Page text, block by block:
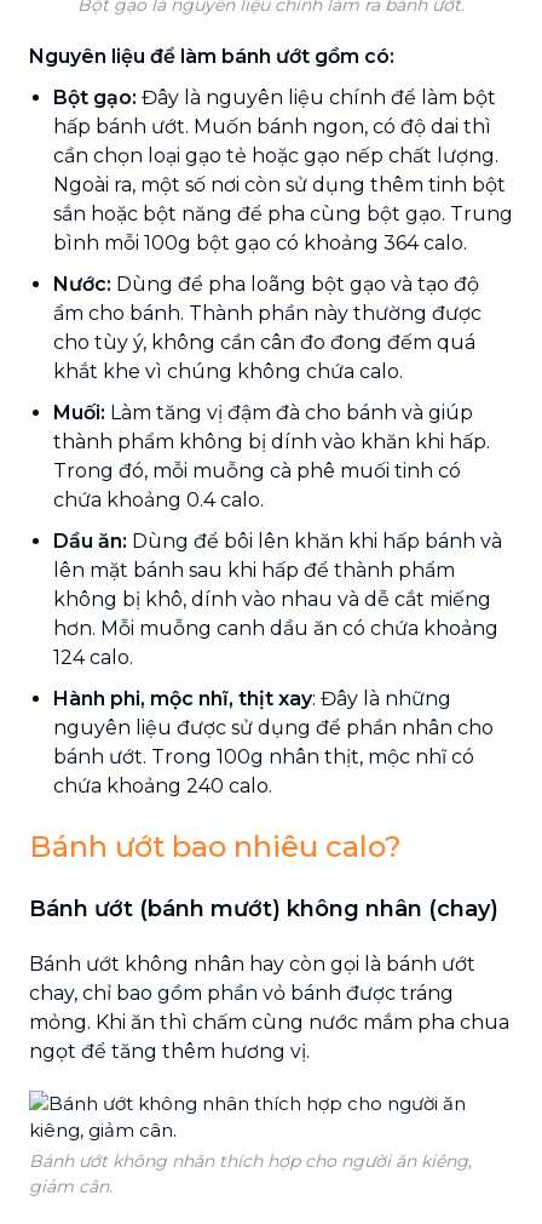
Bột gạo là nguyên liệu chính làm ra bánh ướt.
Nguyên liệu để làm bánh ướt gồm có:
Bột gạo: Đây là nguyên liệu chính để làm bột
hấp bánh ướt. Muốn bánh ngon, có độ dai thì
cần chọn loại gạo tẻ hoặc gạo nếp chất lượng.
Ngoài ra, một số nơi còn sử dụng thêm tinh bột
sắn hoặc bột năng để pha cùng bột gạo. Trung
bình mỗi 100g bột gạo có khoảng 364 calo.
Nước: Dùng để pha loãng bột gạo và tạo độ
ẩm cho bánh. Thành phần này thường được
cho tùy ý, không cần cân đo đong đếm quá
khắt khe vì chúng không chứa calo.
Muối: Làm tăng vị đậm đà cho bánh và giúp
thành phẩm không bị dính vào khăn khi hấp.
Trong đó, mỗi muỗng cà phê muối tinh có
chứa khoảng 0.4 calo.
Dầu ăn: Dùng để bôi lên khăn khi hấp bánh và
lên mặt bánh sau khi hấp để thành phẩm
không bị khô, dính vào nhau và dễ cắt miếng
hơn. Mỗi muỗng canh dầu ăn có chứa khoảng
124 calo.
Hành phi, mộc nhĩ, thịt xay: Đây là những
nguyên liệu được sử dụng để phần nhân cho
bánh ướt. Trong 100g nhân thịt, mộc nhĩ có
chứa khoảng 240 calo.
Bánh ướt bao nhiêu calo?
Bánh ướt (bánh mướt) không nhân (chay)
Bánh ướt không nhân hay còn gọi là bánh ướt
chay, chỉ bao gồm phần vỏ bánh được tráng
mỏng. Khi ăn thì chấm cùng nước mắm pha chua
ngọt để tăng thêm hương vị.
Bánh ướt không nhân thích hợp cho người ăn kiêng,
giảm cân.